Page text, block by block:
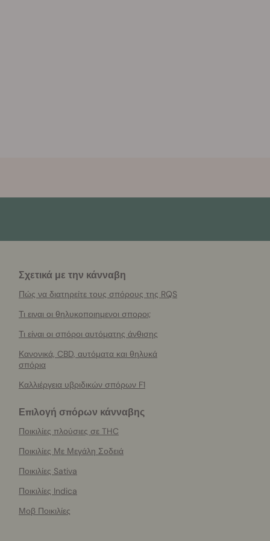
Σχετικά με την κάνναβη
Πώς να διατηρείτε τους σπόρους της RQS
Τι ειναι οι θηλυκοποιημενοι σποροι;
Τι είναι οι σπόροι αυτόματης άνθισης
Κανονικά, CBD, αυτόματα και θηλυκά
σπόρια
Καλλιέργεια υβριδικών σπόρων F1
Επιλογή σπόρων κάνναβης
Ποικιλίες πλούσιες σε THC
Ποικιλίες Με Μεγάλη Σοδειά
Ποικιλίες Sativa
Ποικιλίες Indica
Μοβ Ποικιλίες